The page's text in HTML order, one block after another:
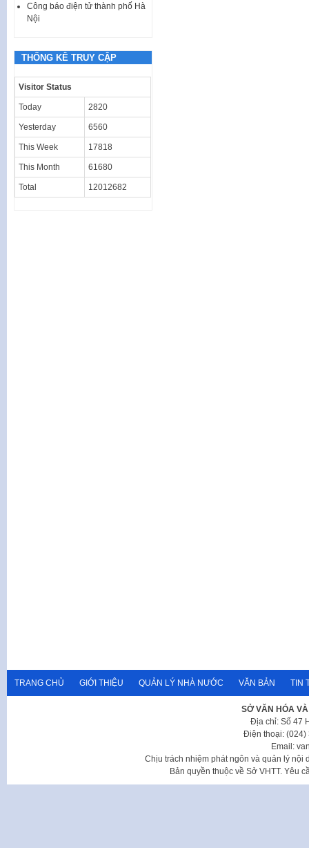
Công báo điện tử thành phố Hà
Nội
THỐNG KÊ TRUY CẬP
Visitor Status
Today 2820
Yesterday 6560
This Week 17818
This Month 61680
Total 12012682
TRANG CHỦ GIỚI THIỆU QUẢN LÝ NHÀ NƯỚC VĂN BẢN TIN
SỞ VĂN HÓA
Địa chỉ: Số 47
Điện thoại: (024)
Email:
Chịu trách nhiệm phát ngôn và quản lý nội
Bản quyền thuộc về Sở VHTT. Yêu